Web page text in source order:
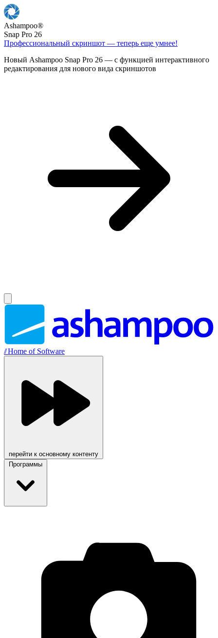
Ashampoo®
Snap Pro 26
Профессиональный скриншот — теперь еще умнее!
Новый Ashampoo Snap Pro 26 — с функцией интерактивного
редактирования для нового вида скриншотов
//Home of Software
перейти к основному контенту
Программы